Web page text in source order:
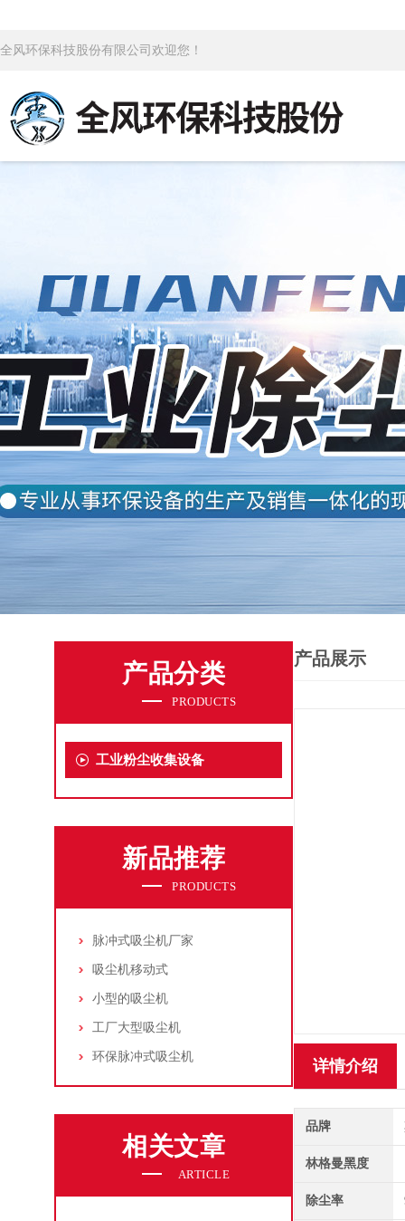
全风环保科技股份有限公司欢迎您！
产品分类
PRODUCTS
工业粉尘收集设备
新品推荐
PRODUCTS
脉冲式吸尘机厂家
吸尘机移动式
小型的吸尘机
工厂大型吸尘机
环保脉冲式吸尘机
相关文章
ARTICLE
产品展示
详情介绍
品牌
林格曼黑度
除尘率